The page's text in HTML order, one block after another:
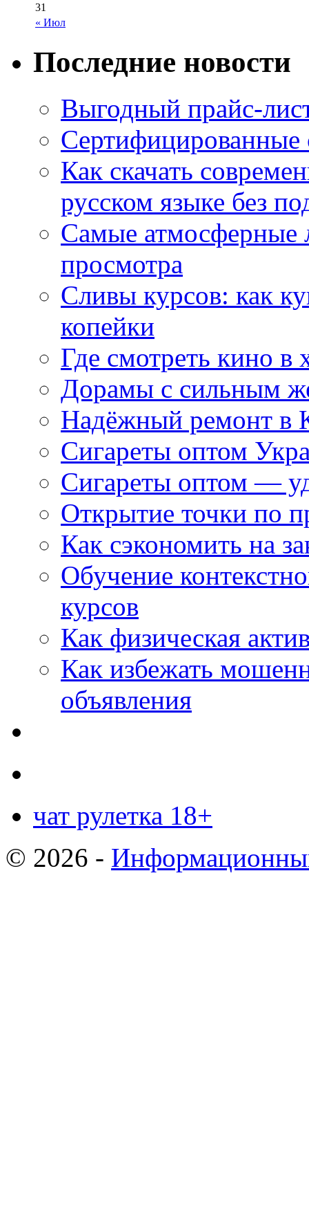
« Июл
31
Последние новости
Выгодный прайс-
Как скачать
русском языке без
Самые атмосферные
просмотра
Сливы курсов: как
копейки
Где смотреть кино в
Дорамы с сильным
Надёжный ремонт в
Сигареты оптом
Сигареты оптом —
Открытие точки по
Как сэкономить на
Обучение
курсов
Как физическая
Как избежать
объявления
чат рулетка 18+
© 2026 -